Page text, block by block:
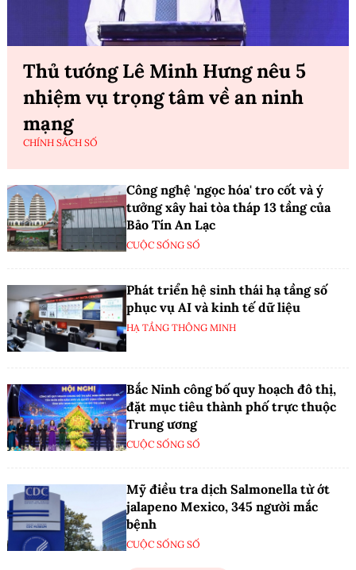
Thủ tướng Lê Minh Hưng nêu 5
nhiệm vụ trọng tâm về an ninh
mạng
CHÍNH SÁCH SỐ
Công nghệ 'ngọc hóa' tro cốt và ý
tưởng xây hai tòa tháp 13 tầng của
Bảo Tín An Lạc
CUỘC SỐNG SỐ
Phát triển hệ sinh thái hạ tầng số
phục vụ AI và kinh tế dữ liệu
HẠ TẦNG THÔNG MINH
Bắc Ninh công bố quy hoạch đô thị,
đặt mục tiêu thành phố trực thuộc
Trung ương
CUỘC SỐNG SỐ
Mỹ điều tra dịch Salmonella từ ớt
jalapeno Mexico, 345 người mắc
bệnh
CUỘC SỐNG SỐ